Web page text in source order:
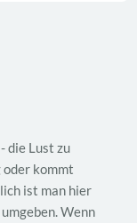
die Lust zu
oder kommt
ist man hier
Wenn